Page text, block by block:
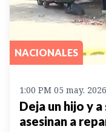
NACIONALES
1:00 PM 05 may. 2026
Deja un hijo y
asesinan a